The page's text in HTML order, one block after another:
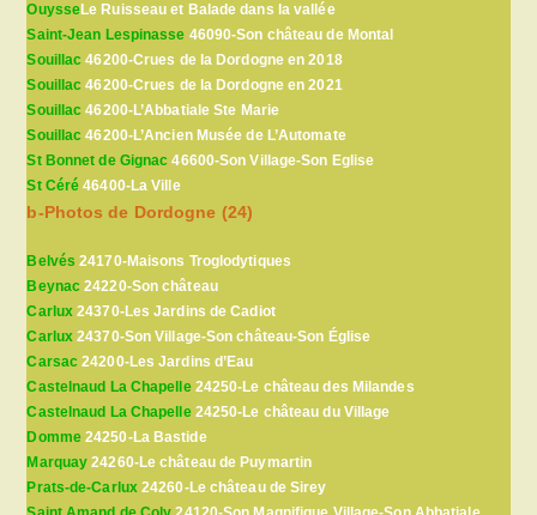
OuysseLe Ruisseau et Balade dans la vallée
Saint-Jean Lespinasse 46090-Son château de Montal
Souillac 46200-Crues de la Dordogne en 2018
Souillac 46200-Crues de la Dordogne en 2021
Souillac 46200-L’Abbatiale Ste Marie
Souillac 46200-L’Ancien Musée de L’Automate
St Bonnet de Gignac 46600-Son Village-Son Eglise
St Céré 46400-La Ville
b-Photos de Dordogne (24)
Belvés 24170-Maisons Troglodytiques
Beynac 24220-Son château
Carlux 24370-Les Jardins de Cadiot
Carlux 24370-Son Village-Son château-Son Église
Carsac 24200-Les Jardins d’Eau
Castelnaud La Chapelle24250-Le château des Milandes
Castelnaud La Chapelle24250-Le château du Village
Domme24250-La Bastide
Marquay 24260-Le château de Puymartin
Prats-de-Carlux24260-Le château de Sirey